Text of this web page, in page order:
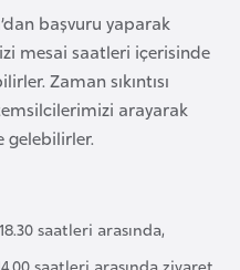
başvuru yaparak
mesai saatleri içerisinde
Zaman sıkıntısı
arayarak
gelebilirler.
saatleri arasında,